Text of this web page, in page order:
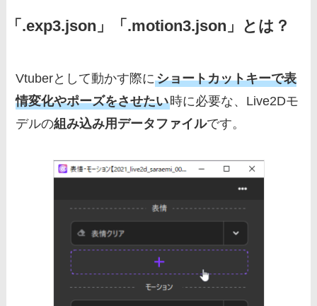
「.exp3.json」「.motion3.json」とは？
Vtuberとして動かす際にショートカットキーで表
情変化やポーズをさせたい時に必要な、Live2Dモ
デルの組み込み用データファイルです。